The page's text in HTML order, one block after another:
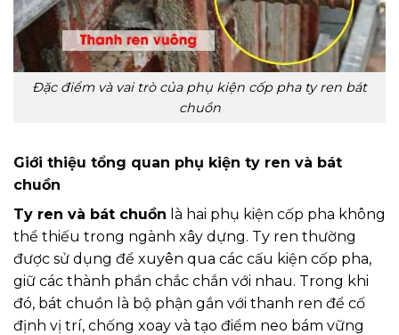
Đặc điểm và vai trò của phụ kiện cốp pha ty ren bát
chuồn
Giới thiệu tổng quan phụ kiện ty ren và bát
chuồn
Ty ren và bát chuồn là hai phụ kiện cốp pha không
thể thiếu trong ngành xây dựng. Ty ren thường
được sử dụng để xuyên qua các cấu kiện cốp pha,
giữ các thành phần chắc chắn với nhau. Trong khi
đó, bát chuồn là bộ phận gắn với thanh ren để cố
định vị trí, chống xoay và tạo điểm neo bám vững